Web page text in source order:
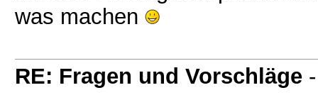
was machen
RE: Fragen und Vorschläge